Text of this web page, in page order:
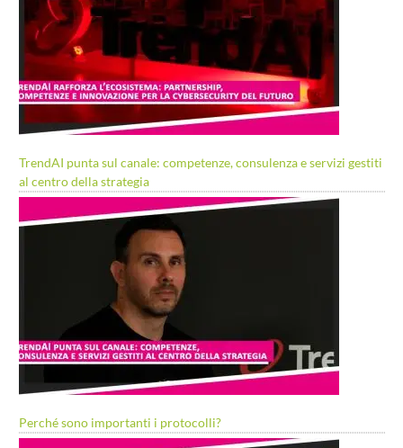
TrendAI punta sul canale: competenze, consulenza e servizi gestiti
al centro della strategia
Perché sono importanti i protocolli?